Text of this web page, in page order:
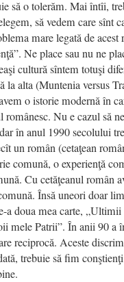
să o tolerăm. Mai întîi,
să vedem care sînt
mare legată de
Ne place sau nu ne
cultură sîntem totuşi
la alta (Muntenia versus
o istorie modernă în
Nu e cazul să
în anul 1990 secolului
un român (cetaţean
comună, o experienţă
Cu cetăţeanul român
Însă uneori doar
a doua mea carte,
mele Patrii”. În anii 90 a
reciprocă. Aceste
trebuie să fim